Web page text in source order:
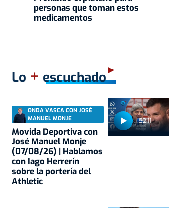
personas que toman estos
medicamentos
Lo + escuchado
52:11
ONDA VASCA CON JOSÉ
MANUEL MONJE
Movida Deportiva con
José Manuel Monje
(07/08/26) | Hablamos
con Iago Herrerín
sobre la portería del
Athletic